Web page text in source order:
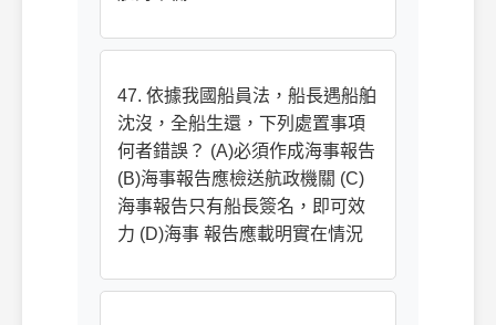
47. 依據我國船員法，船長遇船舶
沈沒，全船生還，下列處置事項
何者錯誤？ (A)必須作成海事報告
(B)海事報告應檢送航政機關 (C)
海事報告只有船長簽名，即可效
力 (D)海事 報告應載明實在情況